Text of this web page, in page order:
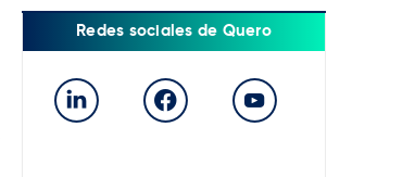
Redes sociales de Quero